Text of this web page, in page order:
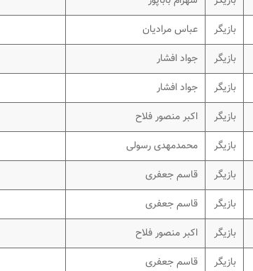
بازیگر
عباس مرادیان
بازیگر
جواد افشار
بازیگر
جواد افشار
بازیگر
اکبر منصور فلاح
بازیگر
محمدمهدی رسولی
بازیگر
قاسم جعفری
بازیگر
قاسم جعفری
بازیگر
اکبر منصور فلاح
بازیگر
قاسم جعفری